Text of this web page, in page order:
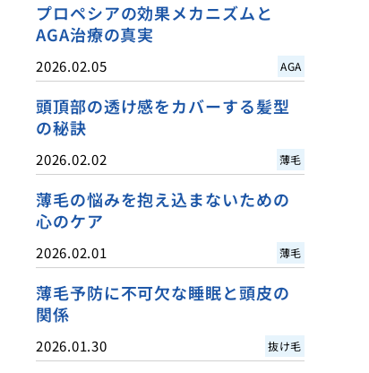
プロペシアの効果メカニズムと
AGA治療の真実
2026.02.05 AGA
頭頂部の透け感をカバーする髪型
の秘訣
2026.02.02 薄毛
薄毛の悩みを抱え込まないための
心のケア
2026.02.01 薄毛
薄毛予防に不可欠な睡眠と頭皮の
関係
2026.01.30 抜け毛